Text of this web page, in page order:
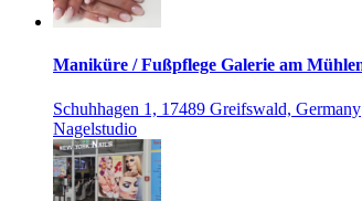
Maniküre / Fußpflege Galerie am
Schuhhagen 1, 17489 Greifswald, Germany
Nagelstudio